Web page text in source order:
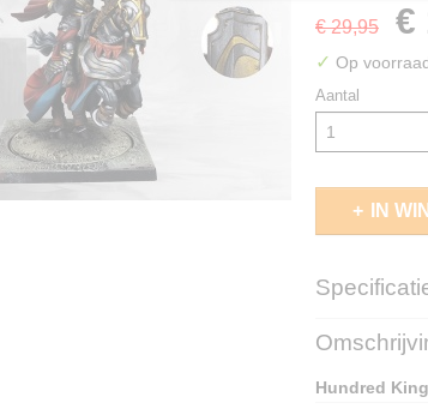
€ 29,95 €
✓ Op
Aantal
IN
EAN code
Hundred